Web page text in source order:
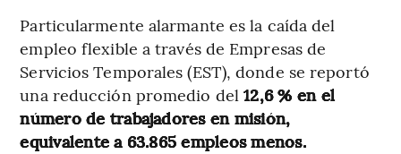
Particularmente alarmante es la caída del
empleo flexible a través de Empresas de
Servicios Temporales (EST), donde se reportó
una reducción promedio del 12,6 % en el
número de trabajadores en misión,
equivalente a 63.865 empleos menos.